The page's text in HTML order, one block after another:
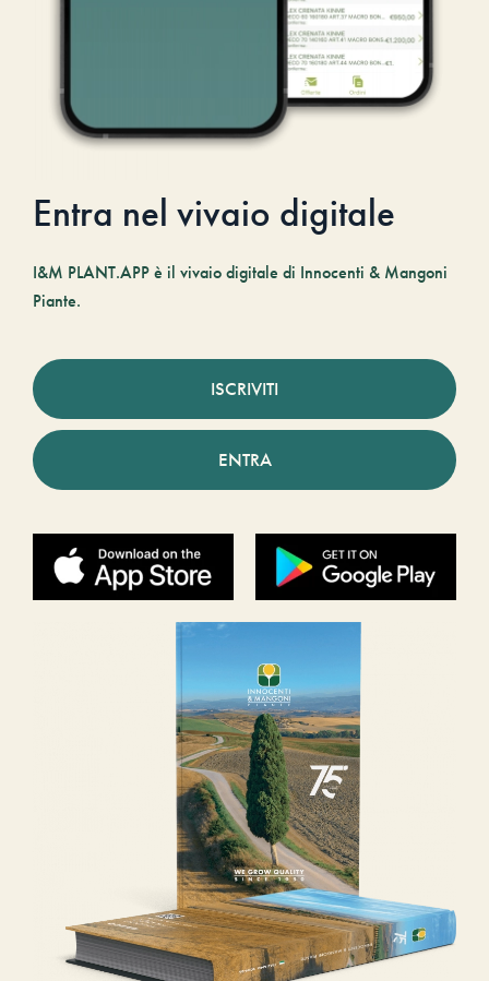
Entra nel vivaio digitale
I&M PLANT.APP è il vivaio digitale di Innocenti & Mangoni
Piante.
ISCRIVITI
ENTRA